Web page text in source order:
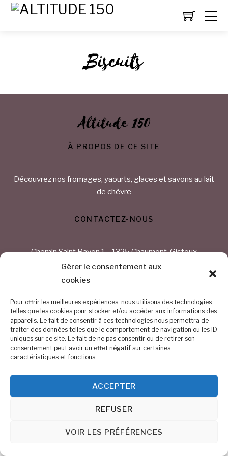
Gérer le consentement aux
cookies
Pour offrir les meilleures expériences, nous utilisons des technologies
telles que les cookies pour stocker et/ou accéder aux informations des
appareils. Le fait de consentir à ces technologies nous permettra de
traiter des données telles que le comportement de navigation ou les ID
uniques sur ce site. Le fait de ne pas consentir ou de retirer son
consentement peut avoir un effet négatif sur certaines
caractéristiques et fonctions.
ACCEPTER
REFUSER
VOIR LES PRÉFÉRENCES
Biscuits
Altitude 150
©Altitude 1502026
À PROPOS DE CE SITE
Découvrez nos fromages, yaourts, glaces et savons au lait
de chèvre
CONTACTEZ-NOUS
Chemin Saint Bavon 1 – 1325 Chaumont-Gistoux
info@altitude150.be